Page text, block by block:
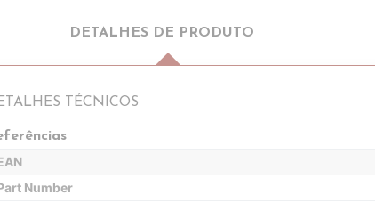
DETALHES DE PRODUTO
TÉCNICOS
Number